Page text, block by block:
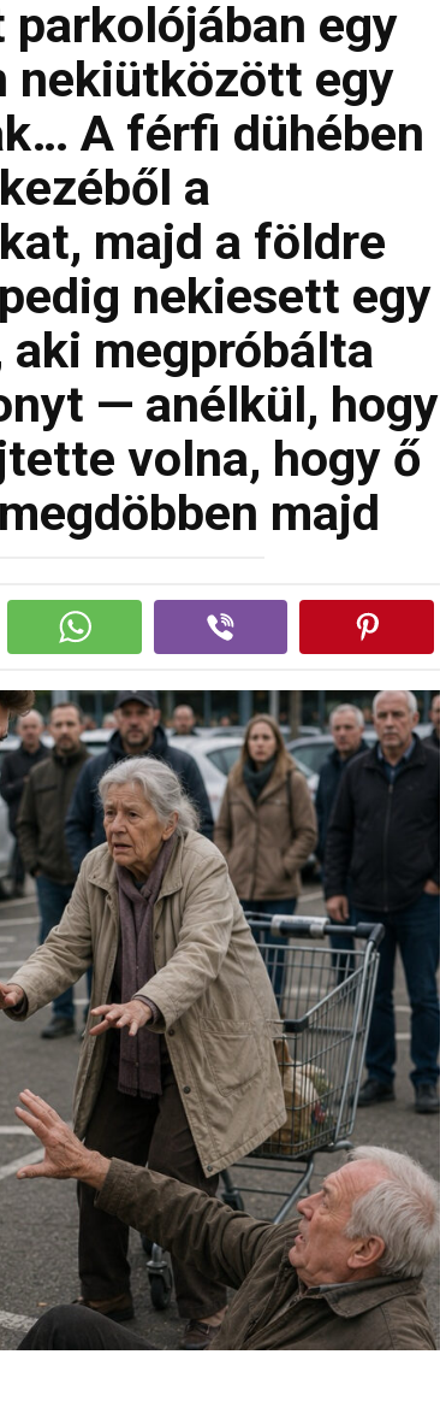
parkolójában egy
nekiütközött egy
A férfi dühében
a
majd a földre
nekiesett egy
megpróbálta
— anélkül, hogy
volna, hogy ő
majd